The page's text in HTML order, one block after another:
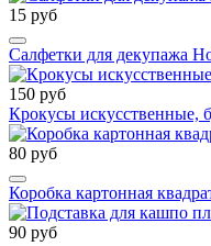
15 руб
Салфетки для декупажа
150 руб
Крокусы искусственные,
80 руб
Коробка картонная
90 руб